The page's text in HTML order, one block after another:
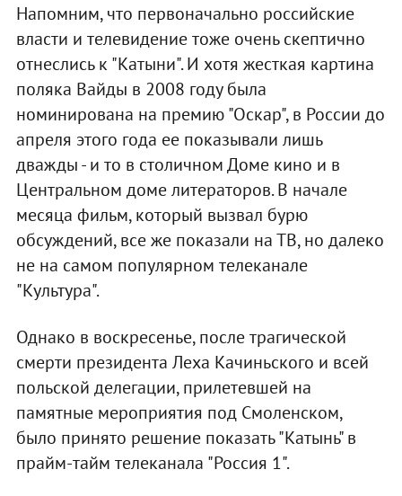
Напомним, что первоначально российские
власти и телевидение тоже очень скептично
отнеслись к "Катыни". И хотя жесткая картина
поляка Вайды в 2008 году была
номинирована на премию "Оскар", в России до
апреля этого года ее показывали лишь
дважды - и то в столичном Доме кино и в
Центральном доме литераторов. В начале
месяца фильм, который вызвал бурю
обсуждений, все же показали на ТВ, но далеко
не на самом популярном телеканале
"Культура".
Однако в воскресенье, после трагической
смерти президента Леха Качиньского и всей
польской делегации, прилетевшей на
памятные мероприятия под Смоленском,
было принято решение показать "Катынь" в
прайм-тайм телеканала "Россия 1".